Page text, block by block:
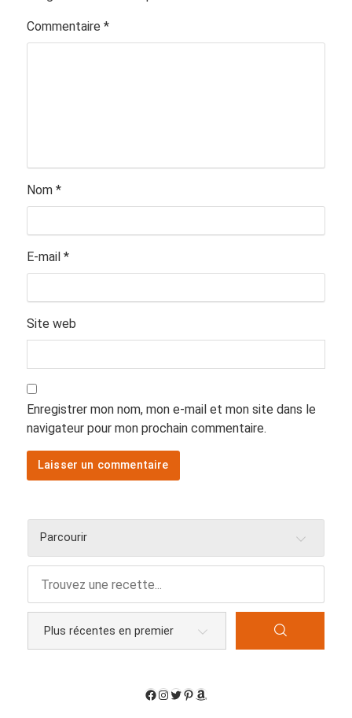
Commentaire *
Nom *
E-mail *
Site web
Enregistrer mon nom, mon e-mail et mon site dans le
navigateur pour mon prochain commentaire.
Parcourir